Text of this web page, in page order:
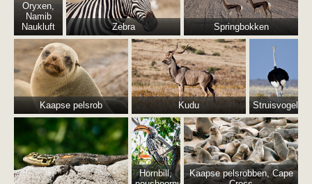
Oryxen,
Namib
Naukluft
Zebra Springbokken
Kaapse pelsrob Kudu Struisvogel
Hornbill,
Kaapse pelsrobben, Cape